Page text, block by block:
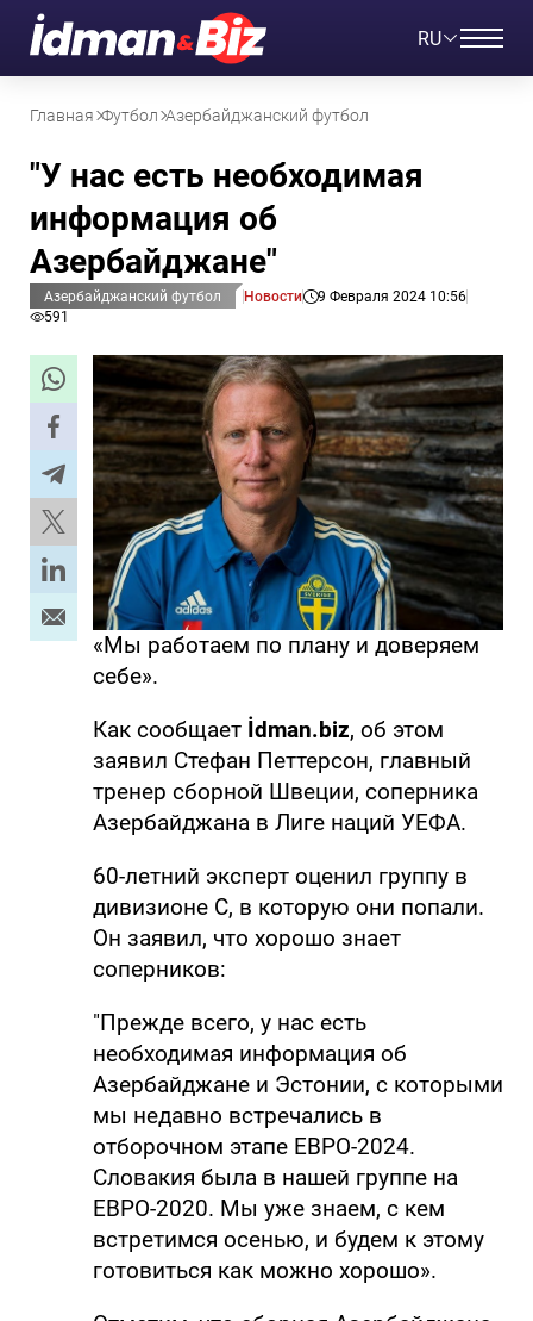
RU
Главная Футбол Азербайджанский футбол
"У нас есть необходимая
информация об
Азербайджане"
Азербайджанский футбол Новости
9 Февраля 2024 10:56
591
«Мы работаем по плану и доверяем
себе».
Как сообщает İdman.biz, об этом
заявил Стефан Петтерсон, главный
тренер сборной Швеции, соперника
Азербайджана в Лиге наций УЕФА.
60-летний эксперт оценил группу в
дивизионе С, в которую они попали.
Он заявил, что хорошо знает
соперников:
"Прежде всего, у нас есть
необходимая информация об
Азербайджане и Эстонии, с которыми
мы недавно встречались в
отборочном этапе ЕВРО-2024.
Словакия была в нашей группе на
ЕВРО-2020. Мы уже знаем, с кем
встретимся осенью, и будем к этому
готовиться как можно хорошо».